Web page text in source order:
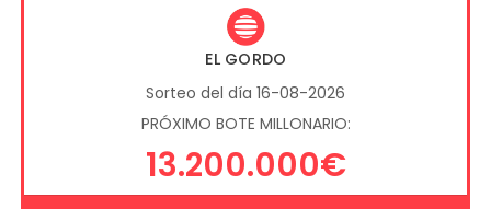
EL GORDO
Sorteo del día 16-08-2026
PRÓXIMO BOTE MILLONARIO:
13.200.000€